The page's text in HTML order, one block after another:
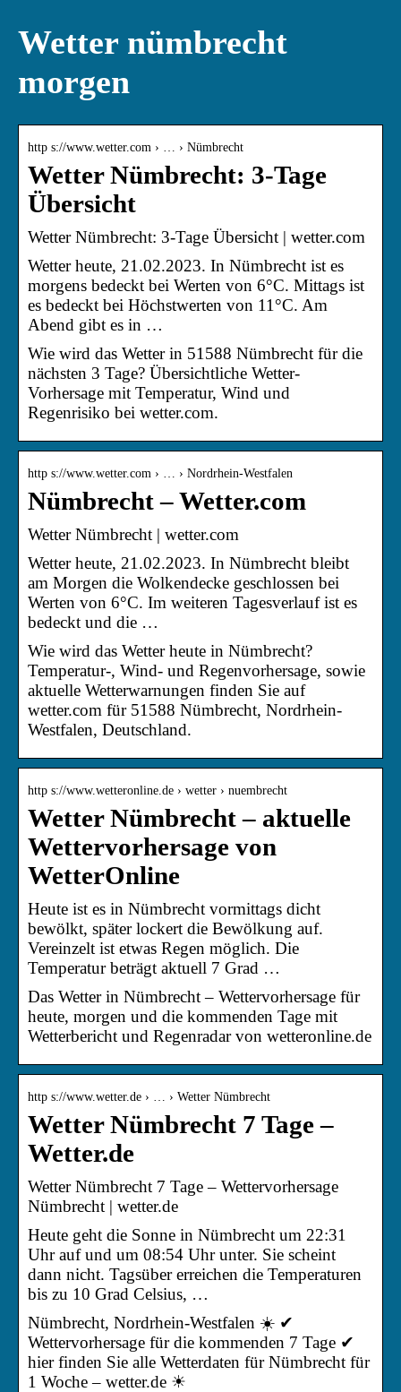
Wetter nümbrecht
morgen
http s://www.wetter.com › … › Nümbrecht
Wetter Nümbrecht: 3-Tage
Übersicht
Wetter Nümbrecht: 3-Tage Übersicht | wetter.com
Wetter heute, 21.02.2023. In Nümbrecht ist es
morgens bedeckt bei Werten von 6°C. Mittags ist
es bedeckt bei Höchstwerten von 11°C. Am
Abend gibt es in …
Wie wird das Wetter in 51588 Nümbrecht für die
nächsten 3 Tage? Übersichtliche Wetter-
Vorhersage mit Temperatur, Wind und
Regenrisiko bei wetter.com.
http s://www.wetter.com › … › Nordrhein-Westfalen
Nümbrecht – Wetter.com
Wetter Nümbrecht | wetter.com
Wetter heute, 21.02.2023. In Nümbrecht bleibt
am Morgen die Wolkendecke geschlossen bei
Werten von 6°C. Im weiteren Tagesverlauf ist es
bedeckt und die …
Wie wird das Wetter heute in Nümbrecht?
Temperatur-, Wind- und Regenvorhersage, sowie
aktuelle Wetterwarnungen finden Sie auf
wetter.com für 51588 Nümbrecht, Nordrhein-
Westfalen, Deutschland.
http s://www.wetteronline.de › wetter › nuembrecht
Wetter Nümbrecht – aktuelle
Wettervorhersage von
WetterOnline
Heute ist es in Nümbrecht vormittags dicht
bewölkt, später lockert die Bewölkung auf.
Vereinzelt ist etwas Regen möglich. Die
Temperatur beträgt aktuell 7 Grad …
Das Wetter in Nümbrecht – Wettervorhersage für
heute, morgen und die kommenden Tage mit
Wetterbericht und Regenradar von wetteronline.de
http s://www.wetter.de › … › Wetter Nümbrecht
Wetter Nümbrecht 7 Tage –
Wetter.de
Wetter Nümbrecht 7 Tage – Wettervorhersage
Nümbrecht | wetter.de
Heute geht die Sonne in Nümbrecht um 22:31
Uhr auf und um 08:54 Uhr unter. Sie scheint
dann nicht. Tagsüber erreichen die Temperaturen
bis zu 10 Grad Celsius, …
Nümbrecht, Nordrhein-Westfalen ☀️ ✔
Wettervorhersage für die kommenden 7 Tage ✔
hier finden Sie alle Wetterdaten für Nümbrecht für
1 Woche – wetter.de ☀